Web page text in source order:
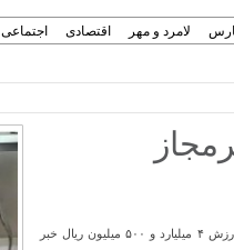
لامرد و مهر اقتصادی اجتماعی
فرمانده انتظامی شهرستان لامرد از کشف ۹ دستگاه ماینر غیرمجاز به ارزش ۴ میلیارد و ۵۰۰ میلیون ریال خبر